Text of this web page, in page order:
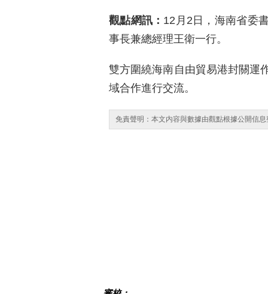
觀點網訊： 12月2日，海南省委
事長兼總經理王衛一行。
雙方圍繞海南自由貿易港封關運
域合作進行交流。
免責聲明：本文内容與數據由觀點根據公開信